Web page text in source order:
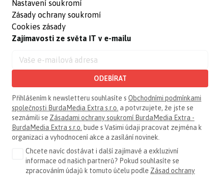
Nastavení soukromí
Zásady ochrany soukromí
Cookies zásady
Zajímavosti ze světa IT v e-mailu
ODEBÍRAT
Přihlášením k newsletteru souhlasíte s Obchodními podmínkami
společnosti BurdaMedia Extra s.r.o. a potvrzujete, že jste se
seznámili se Zásadami ochrany soukromí BurdaMedia Extra -
BurdaMedia Extra s.r.o. bude s Vašimi údaji pracovat zejména k
organizaci a vyhodnocení akce a zasílání novinek.
Chcete navíc dostávat i další zajímavé a exkluzivní
informace od našich partnerů? Pokud souhlasíte se
zpracováním údajů k tomuto účelu podle Zásad ochrany